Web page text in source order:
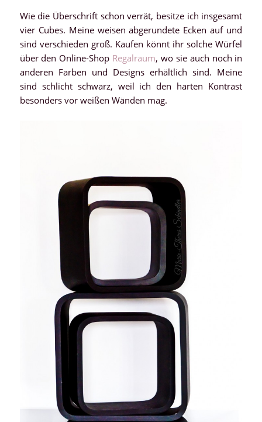
Wie die Überschrift schon verrät, besitze ich insgesamt
vier Cubes. Meine weisen abgerundete Ecken auf und
sind verschieden groß. Kaufen könnt ihr solche Würfel
über den Online-Shop Regalraum, wo sie auch noch in
anderen Farben und Designs erhältlich sind. Meine
sind schlicht schwarz, weil ich den harten Kontrast
besonders vor weißen Wänden mag.